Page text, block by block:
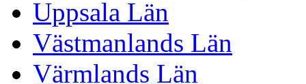
Uppsala Län
Västmanlands Län
Värmlands Län